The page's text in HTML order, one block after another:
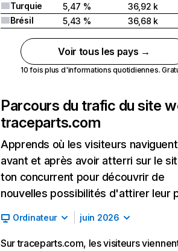
Turquie
5,47 %
36,92 k
Brésil
5,43 % 36,68 k
Voir tous les pays →
10 fois plus d'informations quotidiennes.
Parcours du trafic du site
traceparts.com
Apprends où les visiteurs naviguent
avant et après avoir atterri sur le
ton concurrent pour découvrir de
nouvelles possibilités d'attirer leur
Ordinateur juin 2026
Sur traceparts.com, les visiteurs